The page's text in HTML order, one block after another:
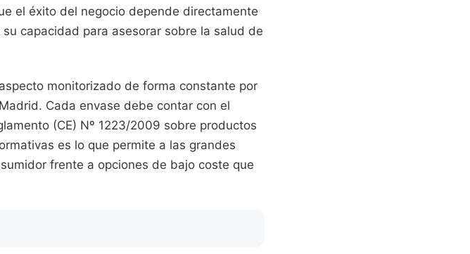
el éxito del negocio depende directamente
capacidad para asesorar sobre la salud de
monitorizado de forma constante por
Cada envase debe contar con el
(CE) Nº 1223/2009 sobre productos
es lo que permite a las grandes
frente a opciones de bajo coste que